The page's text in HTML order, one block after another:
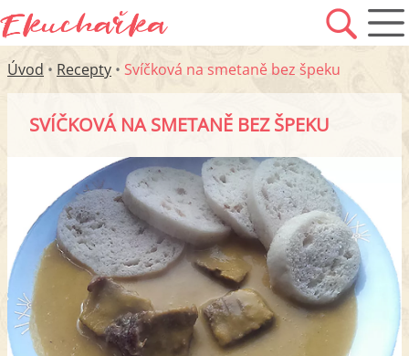
Úvod • Recepty • Svíčková na smetaně bez špeku
SVÍČKOVÁ NA SMETANĚ BEZ ŠPEKU